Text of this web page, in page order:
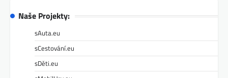
Naše Projekty:
sAuta.eu
sCestování.eu
sDěti.eu